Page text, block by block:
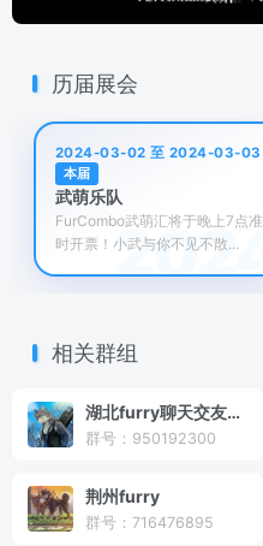
历届展会
2024-03-02 至 2024-03-03
本届
武萌乐队
FurCombo武萌汇将于晚上7点准
时开票！小武与你不见不散...
相关群组
湖北furry聊天交友酒馆
群号：950192300
荆州furry
群号：716476895